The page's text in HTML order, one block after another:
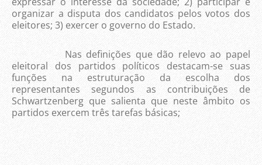
organizar a disputa dos candidatos pelos votos dos
eleitores; 3) exercer o governo do Estado.
Nas definições que dão relevo ao papel
eleitoral dos partidos políticos destacam-se suas
funções na estruturação da escolha dos
representantes segundos as contribuições de
Schwartzenberg que salienta que neste âmbito os
partidos exercem três tarefas básicas;